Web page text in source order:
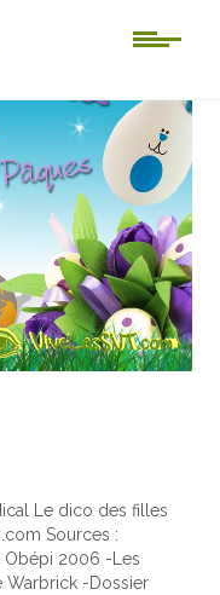
Le dico des filles
Sources :
Obépi 2006 -Les
Warbrick -Dossier